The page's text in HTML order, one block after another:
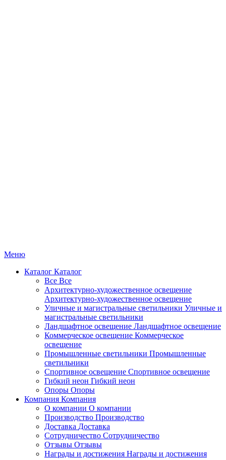
Меню
Каталог Каталог
Все Все
Архитектурно-художественное освещение
Архитектурно-художественное освещение
Уличные и магистральные светильники Уличные и
магистральные светильники
Ландшафтное освещение Ландшафтное освещение
Коммерческое освещение Коммерческое
освещение
Промышленные светильники Промышленные
светильники
Спортивное освещение Спортивное освещение
Гибкий неон Гибкий неон
Опоры Опоры
Компания Компания
О компании О компании
Производство Производство
Доставка Доставка
Сотрудничество Сотрудничество
Отзывы Отзывы
Награды и достижения Награды и достижения